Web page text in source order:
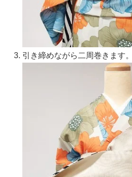
引き締めながら二周巻きます。